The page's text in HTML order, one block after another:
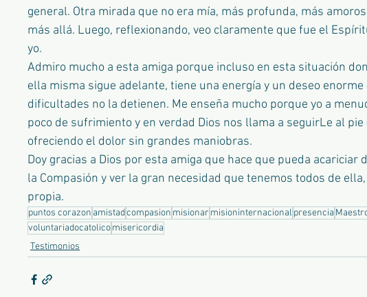
general. Otra mirada que no era mía, más profunda, más
más allá. Luego, reflexionando, veo claramente que fue el
yo.
Admiro mucho a esta amiga porque incluso en esta situación
ella misma sigue adelante, tiene una energía y un deseo
dificultades no la detienen. Me enseña mucho porque yo a
poco de sufrimiento y en verdad Dios nos llama a seguirLe al
ofreciendo el dolor sin grandes maniobras.
Doy gracias a Dios por esta amiga que hace que pueda acariciar
la Compasión y ver la gran necesidad que tenemos todos de
propia.
puntos corazon amistadcompasion misionar misioninternacional presencia
voluntariadocatolicomisericordia
Testimonios